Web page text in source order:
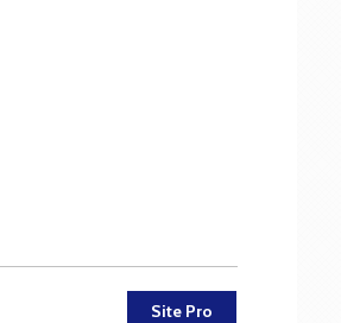
Site Pro